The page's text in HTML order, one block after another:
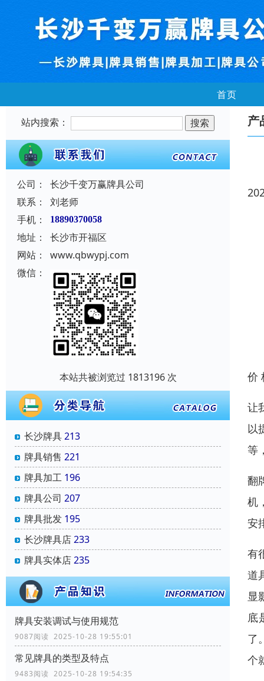
首页
站内搜索：
公司：
长沙千变万赢牌具公司
联系：
刘老师
手机：
18890370058
地址：
长沙市开福区
网站：
www.qbwypj.com
微信：
本站共被浏览过 1813196 次
长沙牌具213
牌具销售 221
牌具加工 196
牌具公司 207
牌具批发 195
长沙牌具店233
牌具实体店235
牌具安装调试与使用规范
9087阅读 2025-10-28 19:55:01
常见牌具的类型及特点
9483阅读 2025-10-28 19:54:35
产
价
让
以
等
翻
机
安
有
道
显
底
了
个